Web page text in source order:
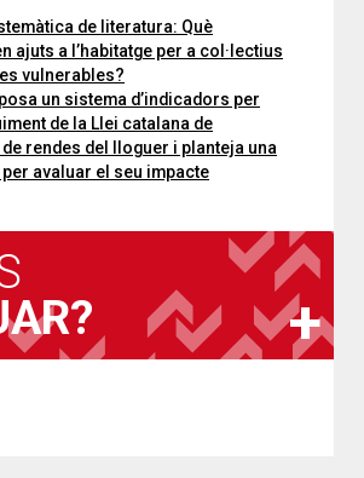
de literatura: Què
ajuts a l’habitatge per a col·lectius
vulnerables?
un sistema d’indicadors per
de la Llei catalana de
rendes del lloguer i planteja una
avaluar el seu impacte